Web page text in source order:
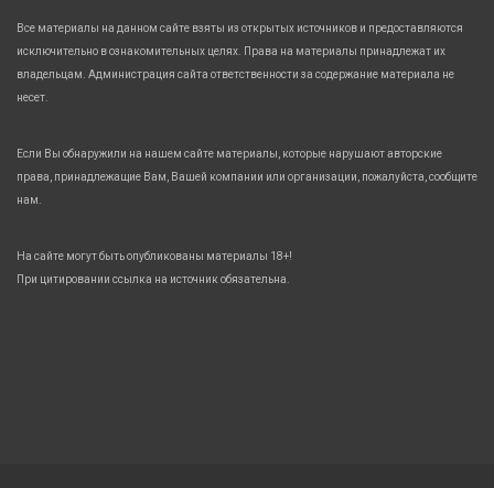
Все материалы на данном сайте взяты из открытых источников и предоставляются
исключительно в ознакомительных целях. Права на материалы принадлежат их
владельцам. Администрация сайта ответственности за содержание материала не
несет.
Если Вы обнаружили на нашем сайте материалы, которые нарушают авторские
права, принадлежащие Вам, Вашей компании или организации, пожалуйста, сообщите
нам.
На сайте могут быть опубликованы материалы 18+!
При цитировании ссылка на источник обязательна.